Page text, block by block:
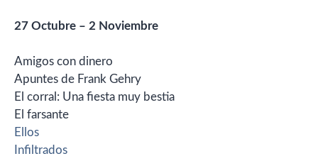
27 Octubre – 2 Noviembre
Amigos con dinero
Apuntes de Frank Gehry
El corral: Una fiesta muy bestia
El farsante
Ellos
Infiltrados